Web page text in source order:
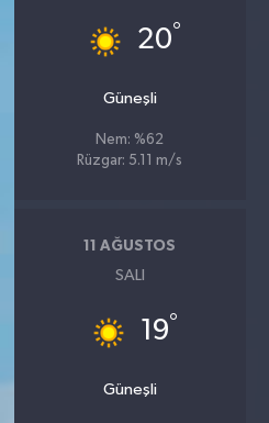
20°
Güneşli
Nem: %62
Rüzgar: 5.11 m/s
11 AĞUSTOS
SALI
19°
Güneşli